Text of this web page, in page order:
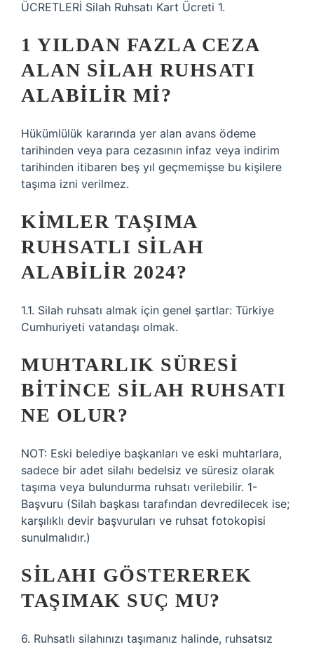
ÜCRETLERİ Silah Ruhsatı Kart Ücreti 1.
1 YILDAN FAZLA CEZA
ALAN SILAH RUHSATI
ALABILIR MI?
Hükümlülük kararında yer alan avans ödeme
tarihinden veya para cezasının infaz veya indirim
tarihinden itibaren beş yıl geçmemişse bu kişilere
taşıma izni verilmez.
KIMLER TAŞIMA
RUHSATLI SILAH
ALABILIR 2024?
1.1. Silah ruhsatı almak için genel şartlar: Türkiye
Cumhuriyeti vatandaşı olmak.
MUHTARLIK SÜRESI
BITINCE SILAH RUHSATI
NE OLUR?
NOT: Eski belediye başkanları ve eski muhtarlara,
sadece bir adet silahı bedelsiz ve süresiz olarak
taşıma veya bulundurma ruhsatı verilebilir. 1-
Başvuru (Silah başkası tarafından devredilecek ise;
karşılıklı devir başvuruları ve ruhsat fotokopisi
sunulmalıdır.)
SILAHI GÖSTEREREK
TAŞIMAK SUÇ MU?
6. Ruhsatlı silahınızı taşımanız halinde, ruhsatsız